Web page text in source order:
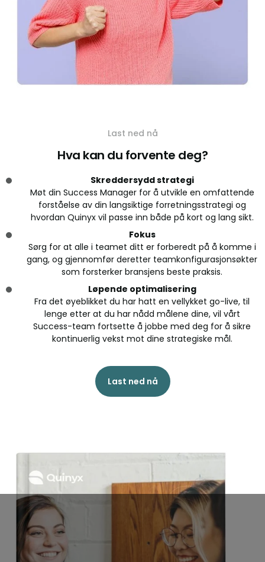
Last ned nå
Hva kan du forvente deg?
Skreddersydd strategi
Møt din Success Manager for å utvikle en omfattende
forståelse av din langsiktige forretningsstrategi og
hvordan Quinyx vil passe inn både på kort og lang sikt.
Fokus
Sørg for at alle i teamet ditt er forberedt på å komme i
gang, og gjennomfør deretter teamkonfigurasjonsøkter
som forsterker bransjens beste praksis.
Løpende optimalisering
Fra det øyeblikket du har hatt en vellykket go-live, til
lenge etter at du har nådd målene dine, vil vårt
Success-team fortsette å jobbe med deg for å sikre
kontinuerlig vekst mot dine strategiske mål.
Last ned nå